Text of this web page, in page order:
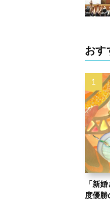
おす
「新
度優勝